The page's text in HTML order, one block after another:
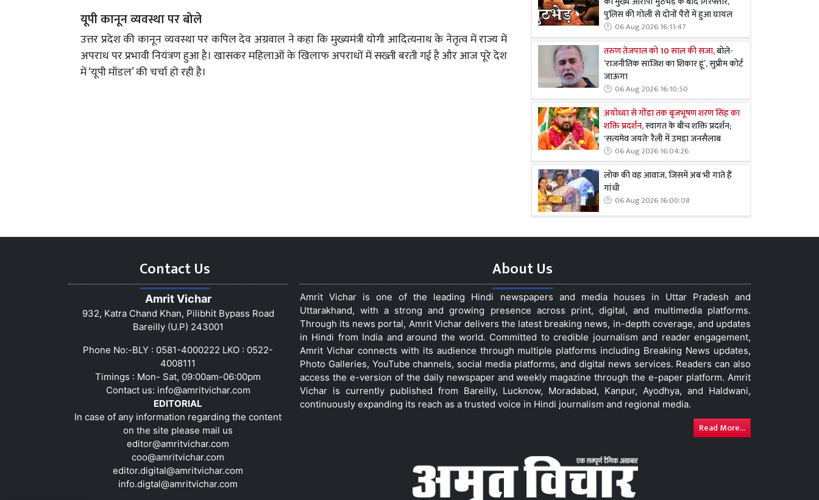
यूपी कानून व्यवस्था पर बोले
उत्तर प्रदेश की कानून व्यवस्था पर कपिल देव अग्रवाल ने कहा कि मुख्यमंत्री योगी आदित्यनाथ के नेतृत्व में राज्य में
अपराध पर प्रभावी नियंत्रण हुआ है। खासकर महिलाओं के खिलाफ अपराधों में सख्ती बरती गई है और आज पूरे देश
में ‘यूपी मॉडल’ की चर्चा हो रही है।
पुलिस की गोली से दोनों पैरों में हुआ घायल
06 Aug 2026 16:11:47
तरुण तेजपाल को 10 साल की सजा,बोले-
‘राजनीतिक साजिश का शिकार हूं’, सुप्रीम कोर्ट
जाऊंगा
06 Aug 2026 16:10:50
अयोध्या से गोंडा तक बृजभूषण शरण सिंह का
शक्ति प्रदर्शन,स्वागत के बीच शक्ति प्रदर्शन;
'सत्यमेव जयते' रैली में उमड़ा जनसैलाब
06 Aug 2026 16:04:26
लोक की वह आवाज, जिसमें अब भी गाते हैं
गांधी
06 Aug 2026 16:00:08
Contact Us
Amrit Vichar
932, Katra Chand Khan, Pilibhit Bypass Road
Bareilly (U.P) 243001
Phone No:-BLY : 0581-4000222 LKO : 0522-
4008111
Timings : Mon- Sat, 09:00am-06:00pm
Contact us: info@amritvichar.com
EDITORIAL
In case of any information regarding the content
on the site please mail us
editor@amritvichar.com
coo@amritvichar.com
editor.digital@amritvichar.com
info.digtal@amritvichar.com
About Us
Amrit Vichar is one of the leading Hindi newspapers and media houses in Uttar Pradesh and
Uttarakhand, with a strong and growing presence across print, digital, and multimedia platforms.
Through its news portal, Amrit Vichar delivers the latest breaking news, in-depth coverage, and updates
in Hindi from India and around the world. Committed to credible journalism and reader engagement,
Amrit Vichar connects with its audience through multiple platforms including Breaking News updates,
Photo Galleries, YouTube channels, social media platforms, and digital news services. Readers can also
access the e-version of the daily newspaper and weekly magazine through the e-paper platform. Amrit
Vichar is currently published from Bareilly, Lucknow, Moradabad, Kanpur, Ayodhya, and Haldwani,
continuously expanding its reach as a trusted voice in Hindi journalism and regional media.
Read More...